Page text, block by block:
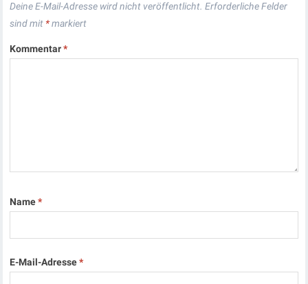
Deine E-Mail-Adresse wird nicht veröffentlicht. Erforderliche Felder
sind mit *markiert
Kommentar*
Name*
E-Mail-Adresse*